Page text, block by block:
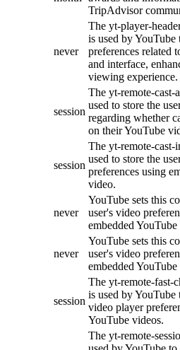
TripAdvisor
never
The yt-player-
is used by YouTube
preferences related
and interface,
viewing experience.
session
The yt-remote-cast-
used to store the
regarding whether
on their YouTube
session
The yt-remote-cast-
used to store the
preferences using
video.
never
YouTube sets this
user's video
embedded
never
YouTube sets this
user's video
embedded
session
The yt-remote-fast-
is used by YouTube
video player
YouTube videos.
The yt-remote-